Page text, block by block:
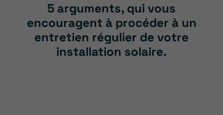
5 arguments, qui vous
encouragent à procéder à un
entretien régulier de votre
installation solaire.